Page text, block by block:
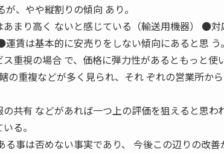
、やや縦割りの傾向 あり。
まり高く ないと感じている（輸送用機器） ●対
賃は基本的に安売りをしない傾向にあると思 う。
重視の場合 で、価格に弾力性があるともっと使
重複などが多く見られ、それ ぞれの営業所か
共有 などがあれば一つ上の評価を狙えると思
る。
る事は否めない事実であり、 今後この辺りの改